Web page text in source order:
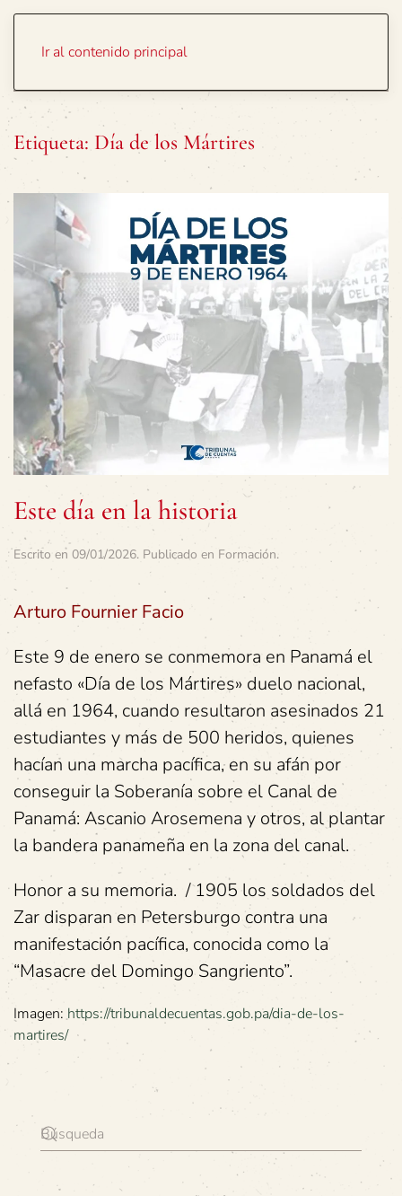
Ir al contenido principal
Etiqueta: Día de los Mártires
Este día en la historia
Escrito en 09/01/2026. Publicado en Formación.
Arturo Fournier Facio
Este 9 de enero se conmemora en Panamá el
nefasto «Día de los Mártires» duelo nacional,
allá en 1964, cuando resultaron asesinados 21
estudiantes y más de 500 heridos, quienes
hacían una marcha pacífica, en su afán por
conseguir la Soberanía sobre el Canal de
Panamá: Ascanio Arosemena y otros, al plantar
la bandera panameña en la zona del canal.
Honor a su memoria. / 1905 los soldados del
Zar disparan en Petersburgo contra una
manifestación pacífica, conocida como la
“Masacre del Domingo Sangriento”.
Imagen:https://tribunaldecuentas.gob.pa/dia-de-los-
martires/